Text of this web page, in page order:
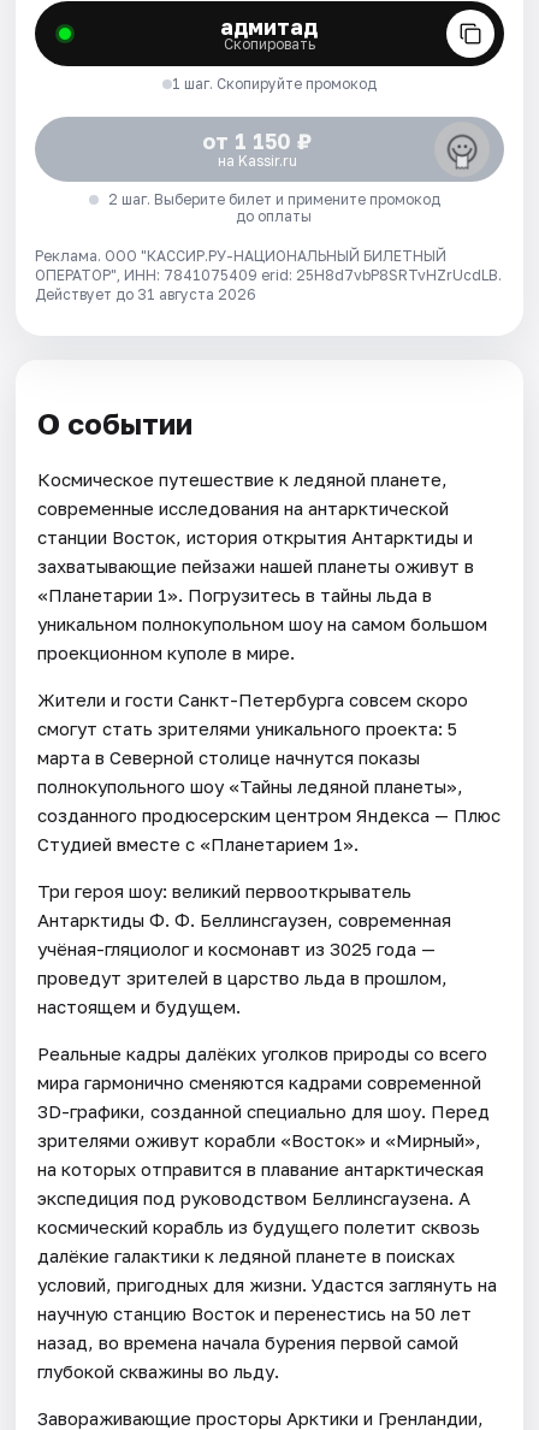
адмитад
Скопировать
1 шаг. Скопируйте промокод
от 1 150 ₽
на Kassir.ru
2 шаг. Выберите билет и примените промокод
до оплаты
Реклама. ООО "КАССИР.РУ-НАЦИОНАЛЬНЫЙ БИЛЕТНЫЙ
ОПЕРАТОР", ИНН: 7841075409 erid: 25H8d7vbP8SRTvHZrUcdLB.
Действует до 31 августа 2026
О событии
Космическое путешествие к ледяной планете,
современные исследования на антарктической
станции Восток, история открытия Антарктиды и
захватывающие пейзажи нашей планеты оживут в
«Планетарии 1». Погрузитесь в тайны льда в
уникальном полнокупольном шоу на самом большом
проекционном куполе в мире.
Жители и гости Санкт-Петербурга совсем скоро
смогут стать зрителями уникального проекта: 5
марта в Северной столице начнутся показы
полнокупольного шоу «Тайны ледяной планеты»,
созданного продюсерским центром Яндекса — Плюс
Студией вместе с «Планетарием 1».
Три героя шоу: великий первооткрыватель
Антарктиды Ф. Ф. Беллинсгаузен, современная
учёная-гляциолог и космонавт из 3025 года —
проведут зрителей в царство льда в прошлом,
настоящем и будущем.
Реальные кадры далёких уголков природы со всего
мира гармонично сменяются кадрами современной
3D-графики, созданной специально для шоу. Перед
зрителями оживут корабли «Восток» и «Мирный»,
на которых отправится в плавание антарктическая
экспедиция под руководством Беллинсгаузена. А
космический корабль из будущего полетит сквозь
далёкие галактики к ледяной планете в поисках
условий, пригодных для жизни. Удастся заглянуть на
научную станцию Восток и перенестись на 50 лет
назад, во времена начала бурения первой самой
глубокой скважины во льду.
Завораживающие просторы Арктики и Гренландии,